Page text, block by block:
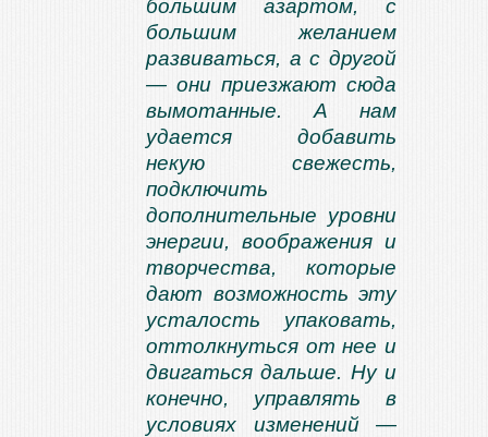
большим азартом, с
большим желанием
развиваться, а с другой
— они приезжают сюда
вымотанные. А нам
удается добавить
некую свежесть,
подключить
дополнительные уровни
энергии, воображения и
творчества, которые
дают возможность эту
усталость упаковать,
оттолкнуться от нее и
двигаться дальше. Ну и
конечно, управлять в
условиях изменений —